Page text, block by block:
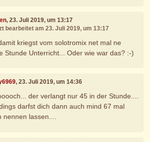
, 23. Juli 2019, um 13:17
bearbeitet am 23. Juli 2019, um 13:17
kriegst vom solotromix net mal ne
Stunde Unterricht... Oder wie war das? :-)
, 23. Juli 2019, um 14:36
der verlangt nur 45 in der Stunde....
darfst dich dann auch mind 67 mal
nennen lassen....